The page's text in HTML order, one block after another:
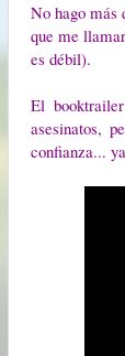
No hago más
que me
es débil).
El
asesinatos,
confianza...